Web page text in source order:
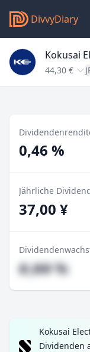
DivvyDiary
Kokusai
44,30 €
0,46 %
Jährliche
37,00 ¥
#,## %
Kokusai
Dividenden